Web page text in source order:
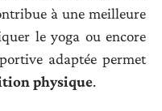
à une meilleure
le yoga ou encore
adaptée permet
physique.